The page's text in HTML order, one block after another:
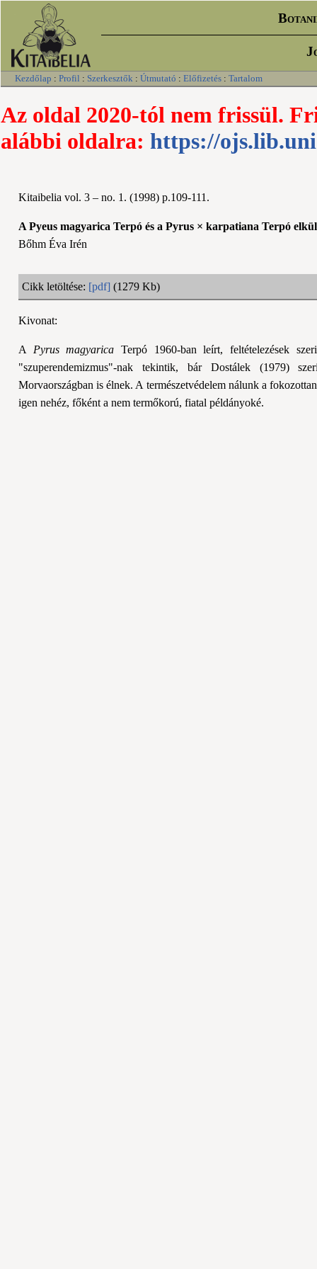
Kezdőlap : Profil : Szerkesztők : Útmutató : Előfizetés : Tartalom
Az oldal 2020-tól nem frissül.
alábbi oldalra: https://
Kitaibelia vol. 3 – no. 1. (1998) p.109-111.
A Pyeus magyarica Terpó és a Pyrus × karpatiana Terpó
Bőhm Éva Irén
Cikk letöltése: [pdf] (1279 Kb)
Kivonat:
A Pyrus magyarica Terpó 1960-ban leírt, feltételezések
"szuperendemizmus"-nak tekintik, bár Dostálek (1979)
Morvaországban is élnek. A természetvédelem nálunk a
igen nehéz, főként a nem termőkorú, fiatal példányoké.